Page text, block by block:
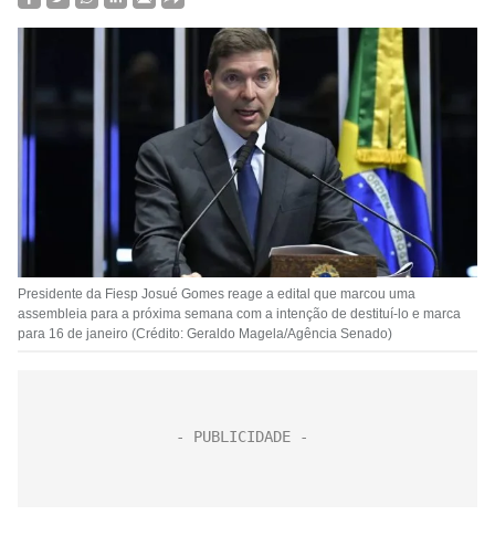
Presidente da Fiesp Josué Gomes reage a edital que marcou uma
assembleia para a próxima semana com a intenção de destituí-lo e marca
para 16 de janeiro (Crédito: Geraldo Magela/Agência Senado)